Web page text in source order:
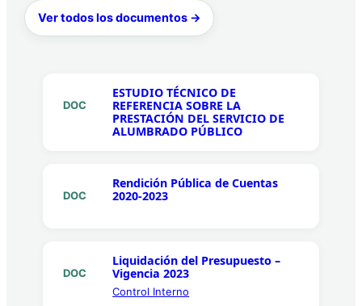
Ver todos los documentos →
DOC
ESTUDIO TÉCNICO DE
REFERENCIA SOBRE LA
PRESTACIÓN DEL SERVICIO DE
ALUMBRADO PÚBLICO
DOC
Rendición Pública de Cuentas
2020-2023
DOC
Liquidación del Presupuesto –
Vigencia 2023
Control Interno